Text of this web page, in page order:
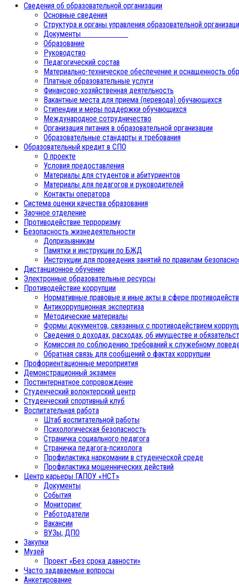
Сведения об образовательной организации
Основные сведения
Структура и органы управления образовательной
Документы
Образование
Руководство
Педагогический состав
Материально-техническое обеспечение и оснащенность
Платные образовательные услуги
Финансово-хозяйственная деятельность
Вакантные места для приема (перевода) обучающихся
Стипендии и меры поддержки обучающихся
Международное сотрудничество
Организация питания в образовательной организации
Образовательные стандарты и требования
Образовательный кредит в СПО
О проекте
Условия предоставления
Материалы для студентов и абитуриентов
Материалы для педагогов и руководителей
Контакты оператора
Система оценки качества образования
Заочное отделение
Противодействие терроризму
Безопасность жизнедеятельности
Допризывникам
Памятки и инструкции по БЖД
Инструкции для проведения занятий по правилам
Дистанционное обучение
Электронные образовательные ресурсы
Противодействие коррупции
Нормативные правовые и иные акты в сфере
Антикоррупционная экспертиза
Методические материалы
Формы документов, связанных с противодействием
Сведения о доходах, расходах, об имуществе и
Комиссия по соблюдению требований к служебному
Обратная связь для сообщений о фактах коррупции
Профориентационные мероприятия
Демонстрационный экзамен
Постинтернатное сопровождение
Студенческий волонтерский центр
Студенческий спортивный клуб
Воспитательная работа
Штаб воспитательной работы
Психологическая безопасность
Страничка социального педагога
Страничка педагога-психолога
Профилактика наркомании в студенческой среде
Профилактика мошеннических действий
Центр карьеры ГАПОУ «НСТ»
Документы
События
Мониторинг
Работодатели
Вакансии
ВУЗы, ДПО
Закупки
Музей
Проект «Без срока давности»
Часто задаваемые вопросы
Анкетирование